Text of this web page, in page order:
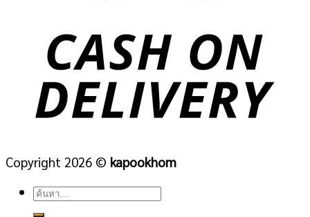
Copyright 2026 © kapookhom
ค้นหา: